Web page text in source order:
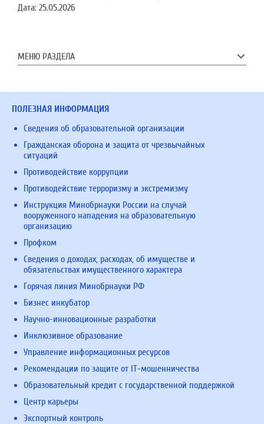
Дата: 25.05.2026
МЕНЮ РАЗДЕЛА
ПОЛЕЗНАЯ ИНФОРМАЦИЯ
Сведения об образовательной организации
Гражданская оборона и защита от чрезвычайных
ситуаций
Противодействие коррупции
Противодействие терроризму и экстремизму
Инструкция Минобрнауки России на случай
вооруженного нападения на образовательную
организацию
Профком
Сведения о доходах, расходах, об имуществе и
обязательствах имущественного характера
Горячая линия Минобрнауки РФ
Бизнес инкубатор
Научно-инновационные разработки
Инклюзивное образование
Управление информационных ресурсов
Рекомендации по защите от IT-мошенничества
Образовательный кредит с государственной поддержкой
Центр карьеры
Экспортный контроль